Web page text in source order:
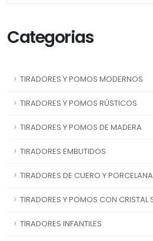
Categorias
TIRADORES Y POMOS MODERNOS
TIRADORES Y POMOS RÚSTICOS
TIRADORES Y POMOS DE MADERA
TIRADORES EMBUTIDOS
TIRADORES DE CUERO Y PORCELANA
TIRADORES Y POMOS CON CRISTAL
TIRADORES INFANTILES